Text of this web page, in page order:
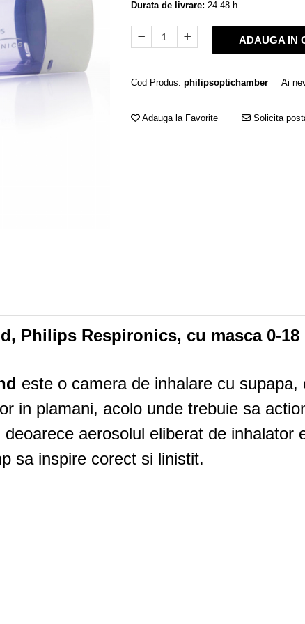
Durata de livrare: 24-48 h
ADAUGA IN
Cod Produs: philipsoptichamber Ai
Adauga la Favorite Solicita
Philips Respironics, cu masca 0-18
este o camera de inhalare cu
in plamani, acolo unde trebuie sa
aerosolul eliberat de inhalator
sa inspire corect si linistit.